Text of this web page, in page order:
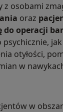
z osobami
oraz
operacji
otyłości,
w
w